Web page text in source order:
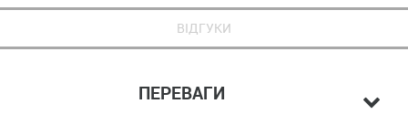
ВІДГУКИ
ПЕРЕВАГИ